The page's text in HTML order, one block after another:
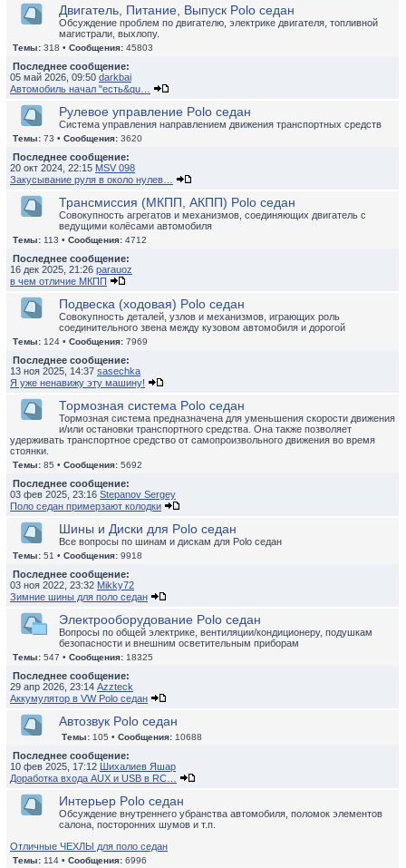
Двигатель, Питание, Выпуск Polo седан
Обсуждение проблем по двигателю, электрике двигателя, топливной
магистрали, выхлопу.
Темы: 318 • Сообщения: 45803
Последнее сообщение:
05 май 2026, 09:50 darkbai
Автомобиль начал "есть&qu…
Рулевое управление Polo седан
Система управления направлением движения транспортных средств
Темы: 73 • Сообщения: 3620
Последнее сообщение:
20 окт 2024, 22:15 MSV 098
Закусывание руля в около нулев…
Трансмиссия (МКПП, АКПП) Polo седан
Совокупность агрегатов и механизмов, соединяющих двигатель с
ведущими колёсами автомобиля
Темы: 113 • Сообщения: 4712
Последнее сообщение:
16 дек 2025, 21:26 parauoz
в чем отличие МКПП
Подвеска (ходовая) Polo седан
Совокупность деталей, узлов и механизмов, играющих роль
соединительного звена между кузовом автомобиля и дорогой
Темы: 124 • Сообщения: 7969
Последнее сообщение:
13 ноя 2025, 14:37 sasechka
Я уже ненавижу эту машину!
Тормозная система Polo седан
Тормозная система предназначена для уменьшения скорости движения
и/или остановки транспортного средства. Она также позволяет
удерживать транспортное средство от самопроизвольного движения во время
стоянки.
Темы: 85 • Сообщения: 5692
Последнее сообщение:
03 фев 2025, 23:16 Stepanov Sergey
Поло седан примерзают колодки
Шины и Диски для Polo седан
Все вопросы по шинам и дискам для Polo седан
Темы: 51 • Сообщения: 9918
Последнее сообщение:
03 ноя 2022, 23:32 Mikky72
Зимние шины для поло седан
Электрооборудование Polo седан
Вопросы по общей электрике, вентиляции/кондиционеру, подушкам
безопасности и внешним осветительным приборам
Темы: 547 • Сообщения: 18325
Последнее сообщение:
29 апр 2026, 23:14 Azzteck
Аккумулятор в VW Polo седан
Автозвук Polo седан
Темы: 105 • Сообщения: 10688
Последнее сообщение:
10 фев 2025, 17:12 Шихалиев Яшар
Доработка входа AUX и USB в RC…
Интерьер Polo седан
Обсуждение внутреннего убранства автомобиля, поломок элементов
салона, посторонних шумов и т.п.
Отличные ЧЕХЛЫ для поло седан
Темы: 114 • Сообщения: 6996